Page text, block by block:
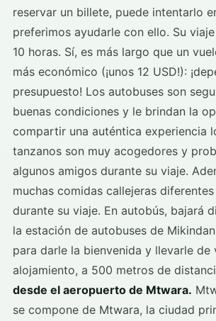
reservar un billete, puede intentarlo
preferimos ayudarle con ello. Su
10 horas. Sí, es más largo que un
más económico (¡unos 12 USD!):
presupuesto! Los autobuses son
buenas condiciones y le brindan la
compartir una auténtica experiencia
tanzanos son muy acogedores y
algunos amigos durante su viaje.
muchas comidas callejeras
durante su viaje. En autobús, bajará
la estación de autobuses de
para darle la bienvenida y llevarle de
alojamiento, a 500 metros de
desde el aeropuerto de Mtwara.
se compone de Mtwara, la ciudad